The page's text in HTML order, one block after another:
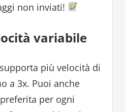
non inviati!
variabile
più velocità di
a 3x. Puoi anche
per ogni